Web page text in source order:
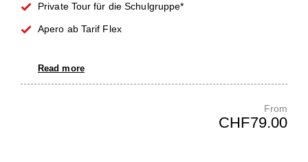
Private Tour für die Schulgruppe*
Apero ab Tarif Flex
Read more
From
CHF79.00